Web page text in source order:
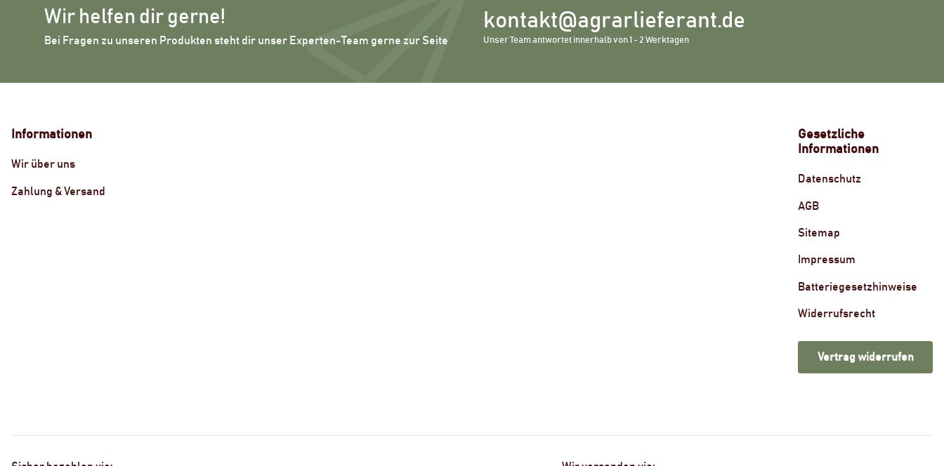
Wir helfen dir gerne!
Bei Fragen zu unseren Produkten steht dir unser Experten-Team gerne zur Seite
kontakt@agrarlieferant.de
Unser Team antwortet innerhalb von 1 - 2 Werktagen
Informationen
Wir über uns
Zahlung & Versand
Gesetzliche
Informationen
Datenschutz
AGB
Sitemap
Impressum
Batteriegesetzhinweise
Widerrufsrecht
Vertrag widerrufen